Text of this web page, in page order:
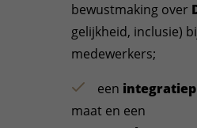
bewustmaking over
gelijkheid, inclusie)
medewerkers;
een
maat en een